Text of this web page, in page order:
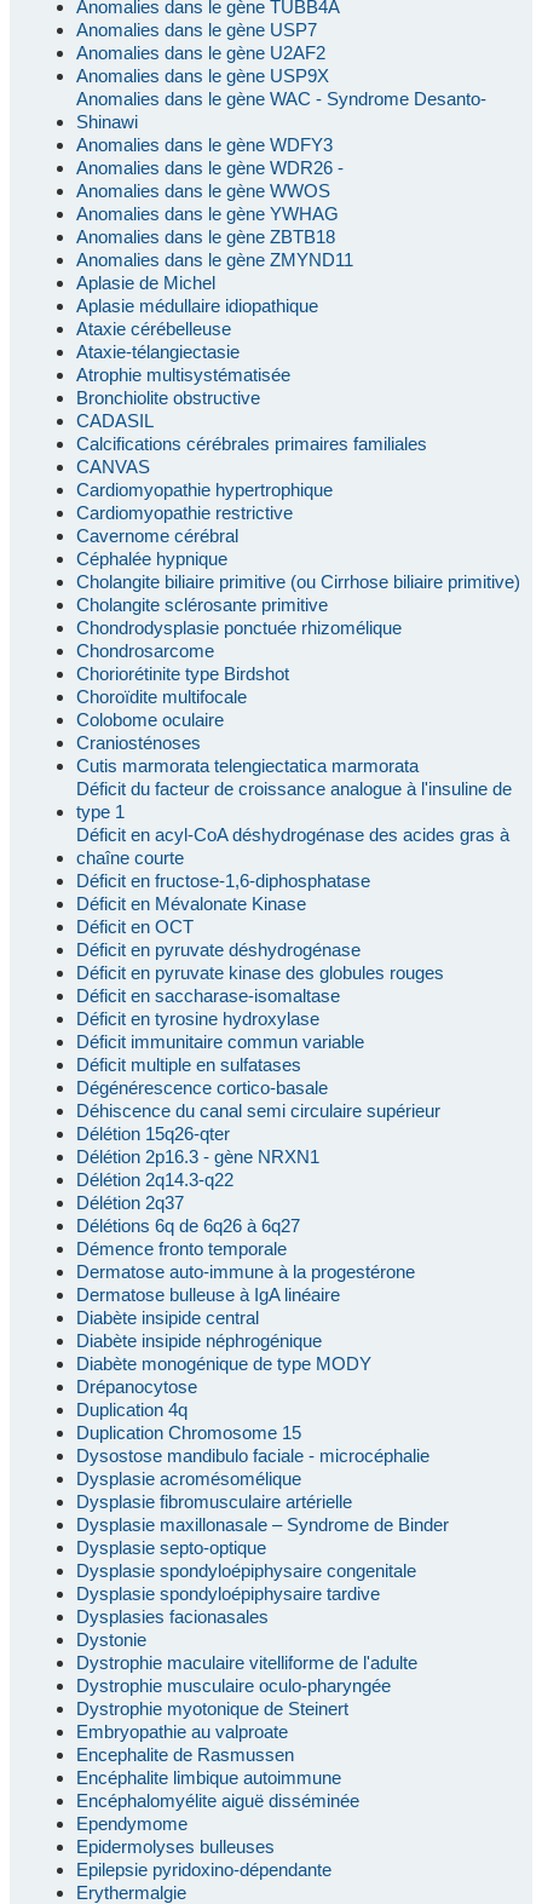
Anomalies dans le gène TUBB4A
Anomalies dans le gène USP7
Anomalies dans le gène U2AF2
Anomalies dans le gène USP9X
Anomalies dans le gène WAC - Syndrome Desanto-
Shinawi
Anomalies dans le gène WDFY3
Anomalies dans le gène WDR26 -
Anomalies dans le gène WWOS
Anomalies dans le gène YWHAG
Anomalies dans le gène ZBTB18
Anomalies dans le gène ZMYND11
Aplasie de Michel
Aplasie médullaire idiopathique
Ataxie cérébelleuse
Ataxie-télangiectasie
Atrophie multisystématisée
Bronchiolite obstructive
CADASIL
Calcifications cérébrales primaires familiales
CANVAS
Cardiomyopathie hypertrophique
Cardiomyopathie restrictive
Cavernome cérébral
Céphalée hypnique
Cholangite biliaire primitive (ou Cirrhose biliaire primitive)
Cholangite sclérosante primitive
Chondrodysplasie ponctuée rhizomélique
Chondrosarcome
Choriorétinite type Birdshot
Choroïdite multifocale
Colobome oculaire
Craniosténoses
Cutis marmorata telengiectatica marmorata
Déficit du facteur de croissance analogue à l'insuline de
type 1
Déficit en acyl-CoA déshydrogénase des acides gras à
chaîne courte
Déficit en fructose-1,6-diphosphatase
Déficit en Mévalonate Kinase
Déficit en OCT
Déficit en pyruvate déshydrogénase
Déficit en pyruvate kinase des globules rouges
Déficit en saccharase-isomaltase
Déficit en tyrosine hydroxylase
Déficit immunitaire commun variable
Déficit multiple en sulfatases
Dégénérescence cortico-basale
Déhiscence du canal semi circulaire supérieur
Délétion 15q26-qter
Délétion 2p16.3 - gène NRXN1
Délétion 2q14.3-q22
Délétion 2q37
Délétions 6q de 6q26 à 6q27
Démence fronto temporale
Dermatose auto-immune à la progestérone
Dermatose bulleuse à IgA linéaire
Diabète insipide central
Diabète insipide néphrogénique
Diabète monogénique de type MODY
Drépanocytose
Duplication 4q
Duplication Chromosome 15
Dysostose mandibulo faciale - microcéphalie
Dysplasie acromésomélique
Dysplasie fibromusculaire artérielle
Dysplasie maxillonasale – Syndrome de Binder
Dysplasie septo-optique
Dysplasie spondyloépiphysaire congenitale
Dysplasie spondyloépiphysaire tardive
Dysplasies facionasales
Dystonie
Dystrophie maculaire vitelliforme de l'adulte
Dystrophie musculaire oculo-pharyngée
Dystrophie myotonique de Steinert
Embryopathie au valproate
Encephalite de Rasmussen
Encéphalite limbique autoimmune
Encéphalomyélite aiguë disséminée
Ependymome
Epidermolyses bulleuses
Epilepsie pyridoxino-dépendante
Erythermalgie